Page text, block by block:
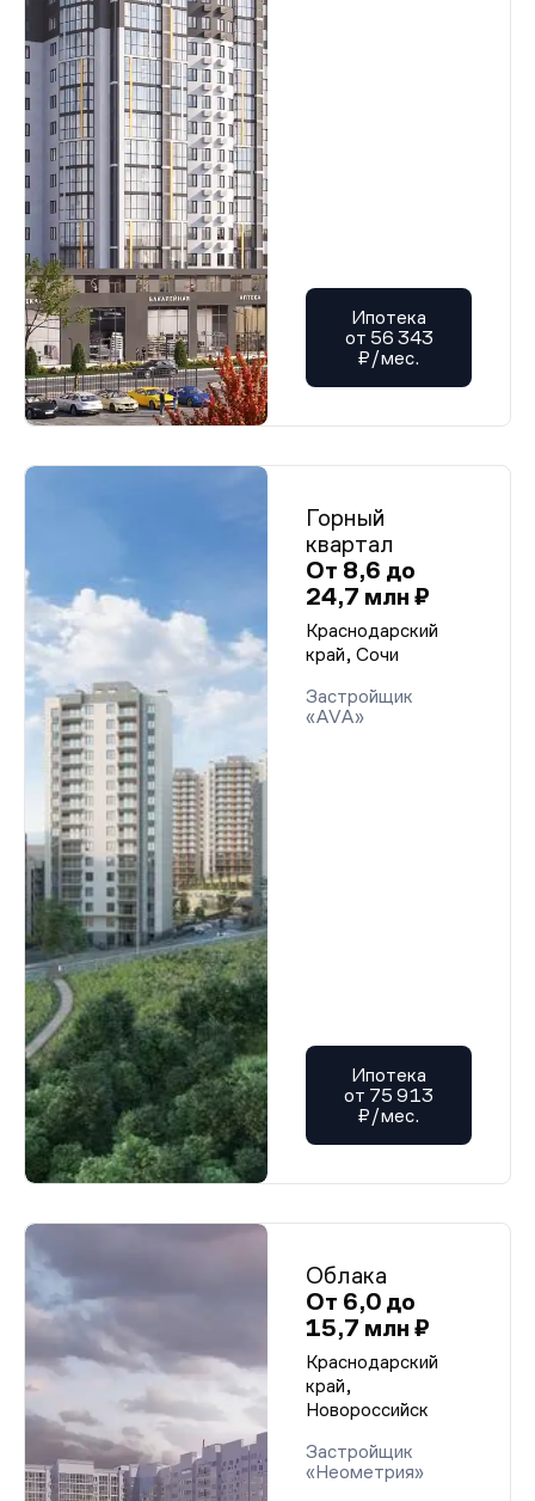
Ипотека
от 56 343
₽/мес.
Горный
квартал
От 8,6 до
24,7 млн ₽
Краснодарский
край, Сочи
Застройщик
«AVA»
Ипотека
от 75 913
₽/мес.
Облака
От 6,0 до
15,7 млн ₽
Краснодарский
край,
Новороссийск
Застройщик
«Неометрия»